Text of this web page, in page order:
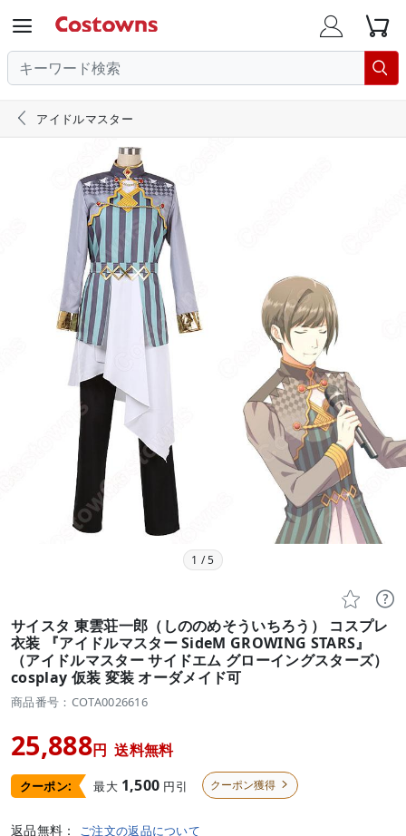
  

 アイドルマスター
1 /5
 
サイスタ 東雲荘一郎（しののめそういちろう） コスプレ
衣装 『アイドルマスター SideM GROWING STARS』
（アイドルマスター サイドエム グローイングスターズ）
cosplay 仮装 変装 オーダメイド可
商品番号：COTA0026616
25,888円 送料無料
クーポン: 最大 1,500 円引 クーポン獲得 
返品無料： ご注文の返品について